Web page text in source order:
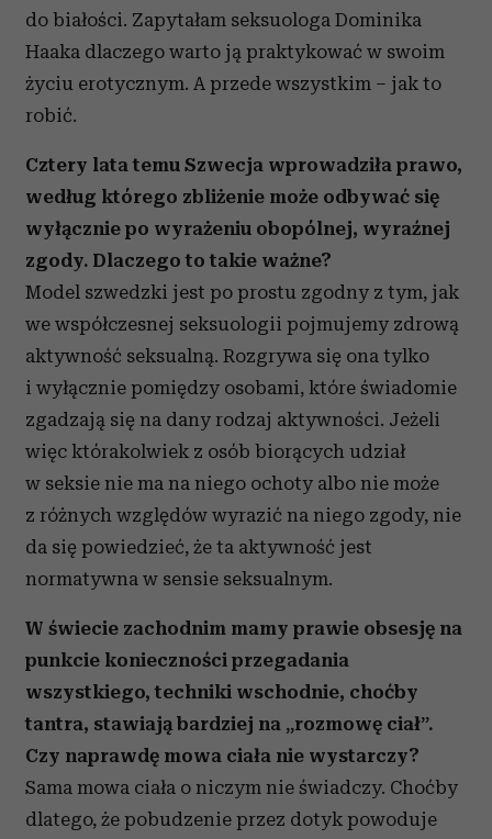
do białości. Zapytałam seksuologa Dominika
Haaka dlaczego warto ją praktykować w swoim
życiu erotycznym. A przede wszystkim – jak to
robić.
Cztery lata temu Szwecja wprowadziła prawo,
według którego zbliżenie może odbywać się
wyłącznie po wyrażeniu obopólnej, wyraźnej
zgody. Dlaczego to takie ważne?
Model szwedzki jest po prostu zgodny z tym, jak
we współczesnej seksuologii pojmujemy zdrową
aktywność seksualną. Rozgrywa się ona tylko
i wyłącznie pomiędzy osobami, które świadomie
zgadzają się na dany rodzaj aktywności. Jeżeli
więc którakolwiek z osób biorących udział
w seksie nie ma na niego ochoty albo nie może
z różnych względów wyrazić na niego zgody, nie
da się powiedzieć, że ta aktywność jest
normatywna w sensie seksualnym.
W świecie zachodnim mamy prawie obsesję na
punkcie konieczności przegadania
wszystkiego, techniki wschodnie, choćby
tantra, stawiają bardziej na „rozmowę ciał”.
Czy naprawdę mowa ciała nie wystarczy?
Sama mowa ciała o niczym nie świadczy. Choćby
dlatego, że pobudzenie przez dotyk powoduje